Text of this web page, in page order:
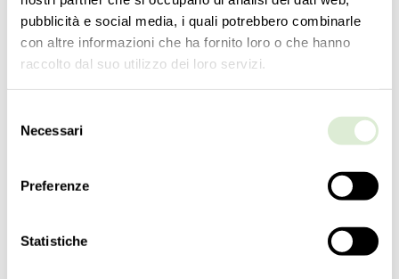
pubblicità e social media, i quali potrebbero combinarle
con altre informazioni che ha fornito loro o che hanno
raccolto dal suo utilizzo dei loro servizi.
delNecessari
Preferenze
Statistiche
5675-02
Pandora